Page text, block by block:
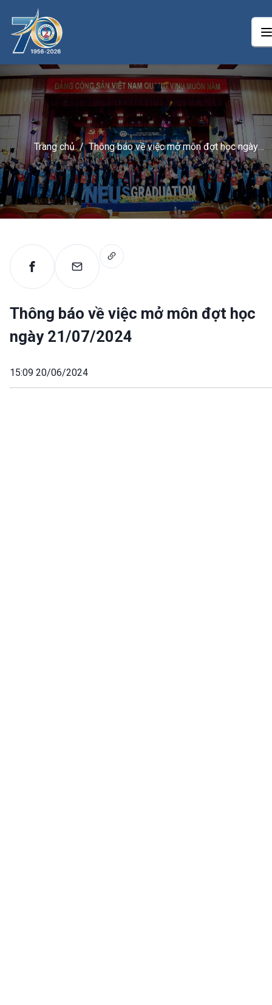
Trang chủ / Thông báo về việc mở môn đợt học ngày
21/07/2024
Thông báo về việc mở môn đợt học
ngày 21/07/2024
15:09 20/06/2024